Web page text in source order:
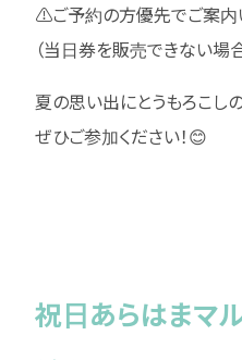
⚠️ご予約の方優先でご案内
（当日券を販売できない場
夏の思い出にとうもろこし
ぜひご参加ください！😊
祝日あらはまマ